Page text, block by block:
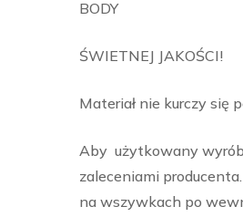
BODY
ŚWIETNEJ JAKOŚCI!
Materiał nie kurczy się
Aby użytkowany wyrób
zaleceniami
na wszywkach po